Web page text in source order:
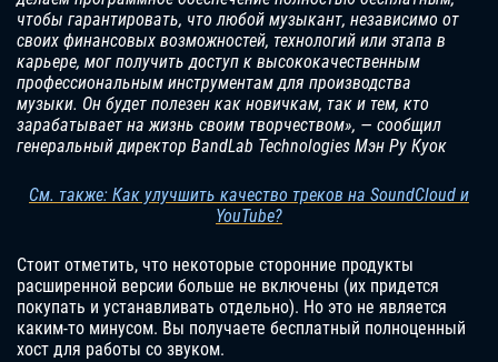
чтобы гарантировать, что любой музыкант, независимо от
своих финансовых возможностей, технологий или этапа в
карьере, мог получить доступ к высококачественным
профессиональным инструментам для производства
музыки. Он будет полезен как новичкам, так и тем, кто
зарабатывает на жизнь своим творчеством», — сообщил
генеральный директор BandLab Technologies Мэн Ру Куок
См. также: Как улучшить качество треков на SoundCloud и
YouTube?
Стоит отметить, что некоторые сторонние продукты
расширенной версии больше не включены (их придется
покупать и устанавливать отдельно). Но это не является
каким-то минусом. Вы получаете бесплатный полноценный
хост для работы со звуком.